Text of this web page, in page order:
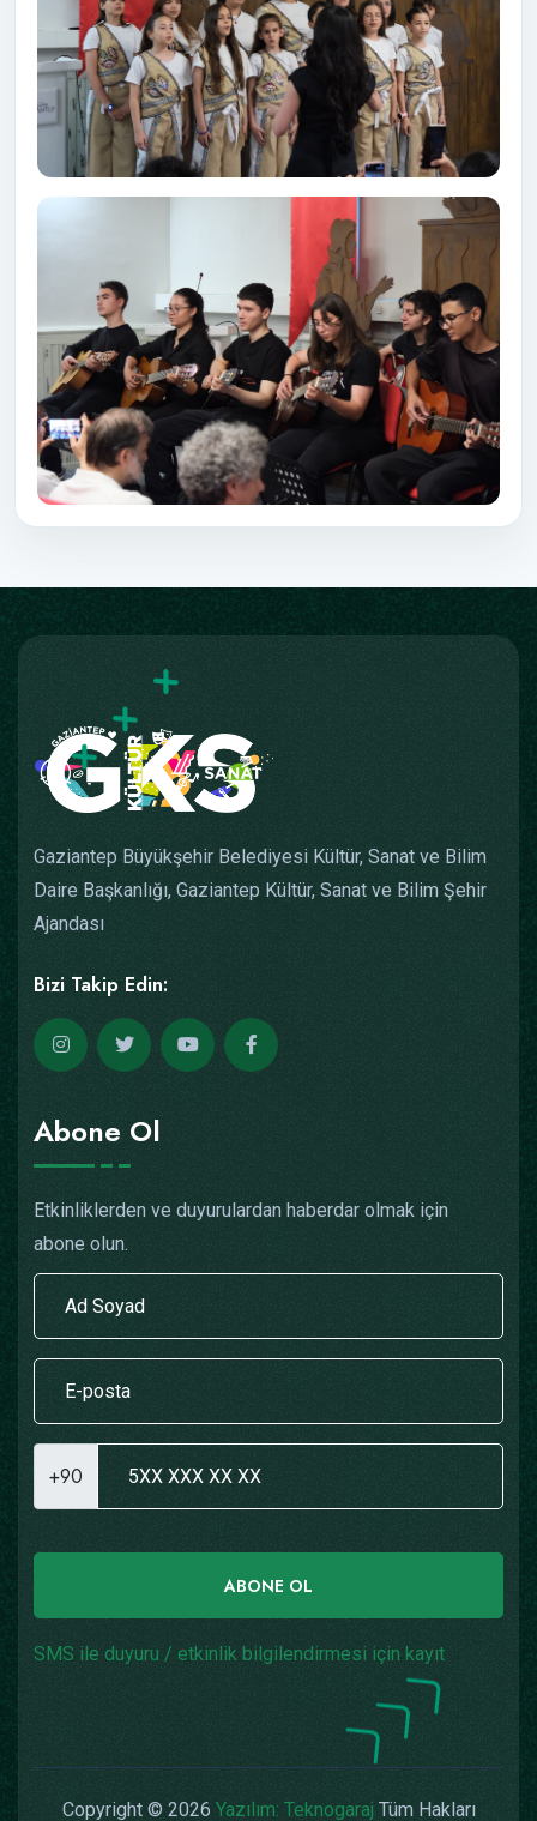
Gaziantep Büyükşehir Belediyesi Kültür, Sanat ve Bilim
Daire Başkanlığı, Gaziantep Kültür, Sanat ve Bilim Şehir
Ajandası
Bizi Takip Edin:
Abone Ol
Etkinliklerden ve duyurulardan haberdar olmak için
abone olun.
+90
ABONE OL
SMS ile duyuru / etkinlik bilgilendirmesi için kayıt
Copyright © 2026 Yazılım: Teknogaraj Tüm Hakları